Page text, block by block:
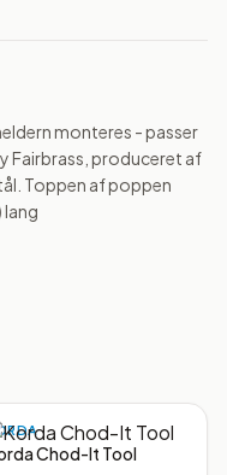
monteres - passer
Fairbrass, produceret af
Toppen af poppen
Chod-It Tool